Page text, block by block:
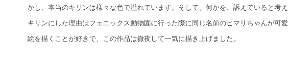
かし、本当のキリンは様々な色で溢れています。そして、何かを、訴えていると考え
キリンにした理由はフェニックス動物園に行った際に同じ名前のヒマリちゃんが可
絵を描くことが好きで、この作品は徹夜して一気に描き上げました。